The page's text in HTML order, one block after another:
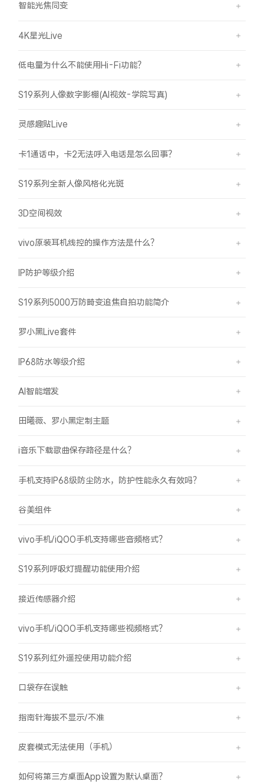
智能光焦同变
4K星光Live
低电量为什么不能使用Hi-Fi功能？
S19系列人像数字影棚(AI视效-学院写真)
灵感趣贴Live
卡1通话中，卡2无法呼入电话是怎么回事？
S19系列全新人像风格化光斑
3D空间视效
vivo原装耳机线控的操作方法是什么？
IP防护等级介绍
S19系列5000万防畸变追焦自拍功能简介
罗小黑Live套件
IP68防水等级介绍
AI智能增发
田曦薇、罗小黑定制主题
i音乐下载歌曲保存路径是什么？
手机支持IP68级防尘防水，防护性能永久有效吗？
谷美组件
vivo手机/iQOO手机支持哪些音频格式？
S19系列呼吸灯提醒功能使用介绍
接近传感器介绍
vivo手机/iQOO手机支持哪些视频格式？
S19系列红外遥控使用功能介绍
口袋存在误触
指南针海拔不显示/不准
皮套模式无法使用（手机）
如何将第三方桌面App设置为默认桌面？